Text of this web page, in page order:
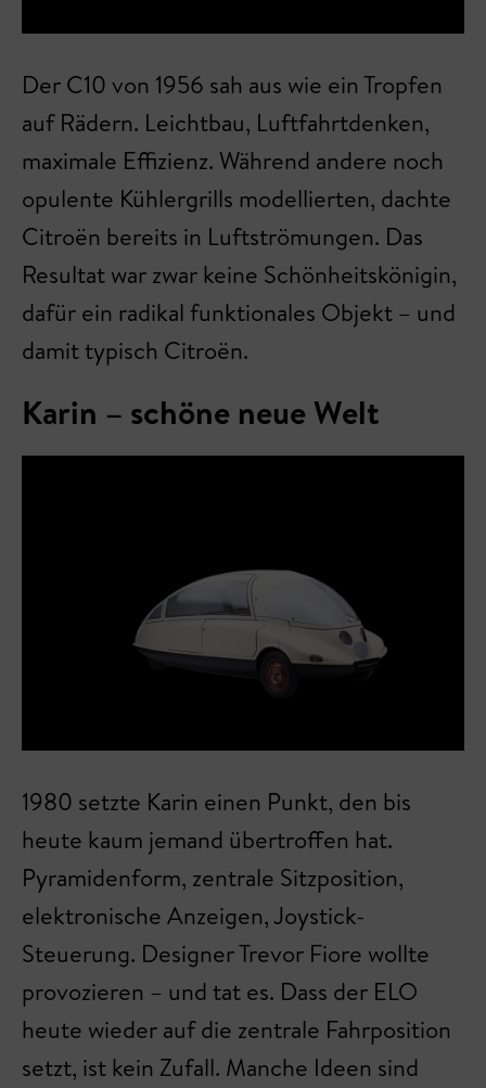
Der C10 von 1956 sah aus wie ein Tropfen
auf Rädern. Leichtbau, Luftfahrtdenken,
maximale Effizienz. Während andere noch
opulente Kühlergrills modellierten, dachte
Citroën bereits in Luftströmungen. Das
Resultat war zwar keine Schönheitskönigin,
dafür ein radikal funktionales Objekt – und
damit typisch Citroën.
Karin – schöne neue Welt
1980 setzte Karin einen Punkt, den bis
heute kaum jemand übertroffen hat.
Pyramidenform, zentrale Sitzposition,
elektronische Anzeigen, Joystick-
Steuerung. Designer Trevor Fiore wollte
provozieren – und tat es. Dass der ELO
heute wieder auf die zentrale Fahrposition
setzt, ist kein Zufall. Manche Ideen sind